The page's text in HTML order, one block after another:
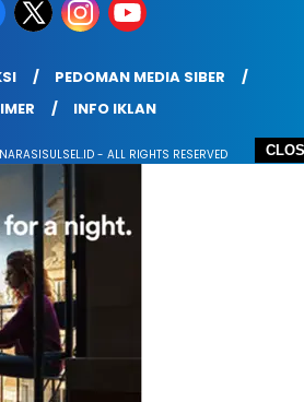
PEDOMAN MEDIA SIBER
INFO IKLAN
- ALL RIGHTS RESERVED